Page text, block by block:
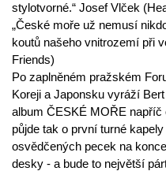
stylotvorné.“ Josef Vlček
„České moře už nemusí
koutů našeho vnitrozemí při
Friends)
Po zaplněném pražském
Koreji a Japonsku vyráží
album ČESKÉ MOŘE
půjde tak o první turné
osvědčených pecek na
desky - a bude to největší